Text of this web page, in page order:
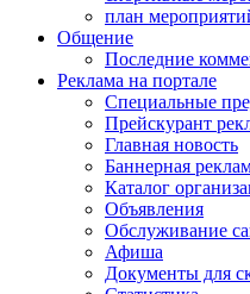
план
Общение
Последние
Реклама на портале
Специальные
Прейскурант
Главная новость
Баннерная
Каталог
Объявления
Обслуживание
Афиша
Документы для